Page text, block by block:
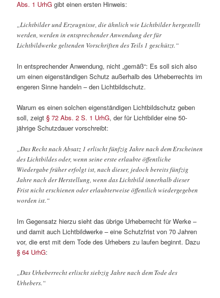
Abs. 1 UrhG gibt einen ersten Hinweis:
„Lichtbilder und Erzeugnisse, die ähnlich wie Lichtbilder hergestellt
werden, werden in entsprechender Anwendung der für
Lichtbildwerke geltenden Vorschriften des Teils 1 geschützt.“
In entsprechender Anwendung, nicht „gemäß“: Es soll sich also
um einen eigenständigen Schutz außerhalb des Urheberrechts im
engeren Sinne handeln – den Lichtbildschutz.
Warum es einen solchen eigenständigen Lichtbildschutz geben
soll, zeigt§ 72 Abs. 2 S. 1 UrhG, der für Lichtbilder eine 50-
jährige Schutzdauer vorschreibt:
„Das Recht nach Absatz 1 erlischt fünfzig Jahre nach dem Erscheinen
des Lichtbildes oder, wenn seine erste erlaubte öffentliche
Wiedergabe früher erfolgt ist, nach dieser, jedoch bereits fünfzig
Jahre nach der Herstellung, wenn das Lichtbild innerhalb dieser
Frist nicht erschienen oder erlaubterweise öffentlich wiedergegeben
worden ist.“
Im Gegensatz hierzu sieht das übrige Urheberrecht für Werke –
und damit auch Lichtbildwerke – eine Schutzfrist von 70 Jahren
vor, die erst mit dem Tode des Urhebers zu laufen beginnt. Dazu
§ 64 UrhG:
„Das Urheberrecht erlischt siebzig Jahre nach dem Tode des
Urhebers.“